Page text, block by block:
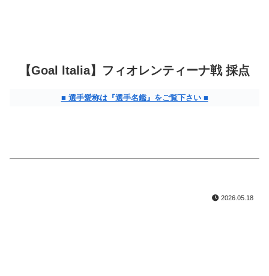
【Goal ltalia】フィオレンティーナ戦 採点
■ 選手愛称は『選手名鑑』をご覧下さい ■
2026.05.18